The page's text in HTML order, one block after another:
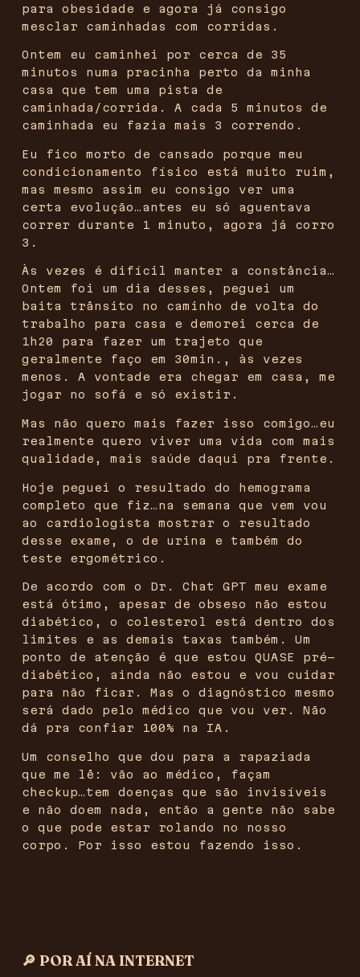
para obesidade e agora já consigo
mesclar caminhadas com corridas.
Ontem eu caminhei por cerca de 35
minutos numa pracinha perto da minha
casa que tem uma pista de
caminhada/corrida. A cada 5 minutos de
caminhada eu fazia mais 3 correndo.
Eu fico morto de cansado porque meu
condicionamento físico está muito ruim,
mas mesmo assim eu consigo ver uma
certa evolução…antes eu só aguentava
correr durante 1 minuto, agora já corro
3.
Às vezes é difícil manter a constância…
Ontem foi um dia desses, peguei um
baita trânsito no caminho de volta do
trabalho para casa e demorei cerca de
1h20 para fazer um trajeto que
geralmente faço em 30min., às vezes
menos. A vontade era chegar em casa, me
jogar no sofá e só existir.
Mas não quero mais fazer isso comigo…eu
realmente quero viver uma vida com mais
qualidade, mais saúde daqui pra frente.
Hoje peguei o resultado do hemograma
completo que fiz…na semana que vem vou
ao cardiologista mostrar o resultado
desse exame, o de urina e também do
teste ergométrico.
De acordo com o Dr. Chat GPT meu exame
está ótimo, apesar de obseso não estou
diabético, o colesterol está dentro dos
limites e as demais taxas também. Um
ponto de atenção é que estou QUASE pré-
diabético, ainda não estou e vou cuidar
para não ficar. Mas o diagnóstico mesmo
será dado pelo médico que vou ver. Não
dá pra confiar 100% na IA.
Um conselho que dou para a rapaziada
que me lê: vão ao médico, façam
checkup…tem doenças que são invisíveis
e não doem nada, então a gente não sabe
o que pode estar rolando no nosso
corpo. Por isso estou fazendo isso.
🔎 POR AÍ NA INTERNET